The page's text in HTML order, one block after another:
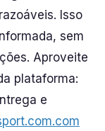
Isso
sem
Aproveite
plataforma:
e